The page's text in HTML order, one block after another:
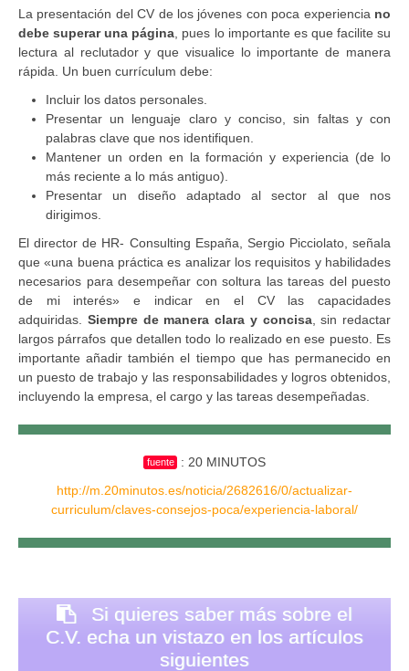
La presentación del CV de los jóvenes con poca experiencia no
debe superar una página , pues lo importante es que facilite su
lectura al reclutador y que visualice lo importante de manera
rápida. Un buen currículum debe:
Incluir los datos personales.
Presentar un lenguaje claro y conciso, sin faltas y con
palabras clave que nos identifiquen.
Mantener un orden en la formación y experiencia (de lo
más reciente a lo más antiguo).
Presentar un diseño adaptado al sector al que nos
dirigimos.
El director de HR- Consulting España, Sergio Picciolato, señala
que «una buena práctica es analizar los requisitos y habilidades
necesarios para desempeñar con soltura las tareas del puesto
de mi interés» e indicar en el CV las capacidades
adquiridas. Siempre de manera clara y concisa, sin redactar
largos párrafos que detallen todo lo realizado en ese puesto. Es
importante añadir también el tiempo que has permanecido en
un puesto de trabajo y las responsabilidades y logros obtenidos,
incluyendo la empresa, el cargo y las tareas desempeñadas.
fuente
: 20 MINUTOS
http://m.20minutos.es/noticia/2682616/0/actualizar-
curriculum/claves-consejos-poca/experiencia-laboral/
Si quieres saber más sobre el
C.V. echa un vistazo en los artículos
siguientes